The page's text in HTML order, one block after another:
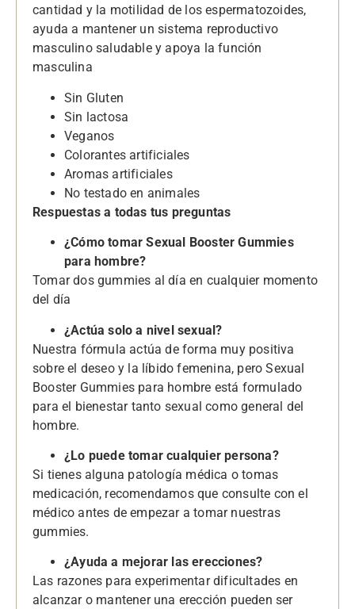
cantidad y la motilidad de los espermatozoides,
ayuda a mantener un sistema reproductivo
masculino saludable y apoya la función
masculina
Sin Gluten
Sin lactosa
Veganos
Colorantes artificiales
Aromas artificiales
No testado en animales
Respuestas a todas tus preguntas
¿Cómo tomar Sexual Booster Gummies
para hombre?
Tomar dos gummies al día en cualquier momento
del día
¿Actúa solo a nivel sexual?
Nuestra fórmula actúa de forma muy positiva
sobre el deseo y la líbido femenina, pero Sexual
Booster Gummies para hombre está formulado
para el bienestar tanto sexual como general del
hombre.
¿Lo puede tomar cualquier persona?
Si tienes alguna patología médica o tomas
medicación, recomendamos que consulte con el
médico antes de empezar a tomar nuestras
gummies.
¿Ayuda a mejorar las erecciones?
Las razones para experimentar dificultades en
alcanzar o mantener una erección pueden ser